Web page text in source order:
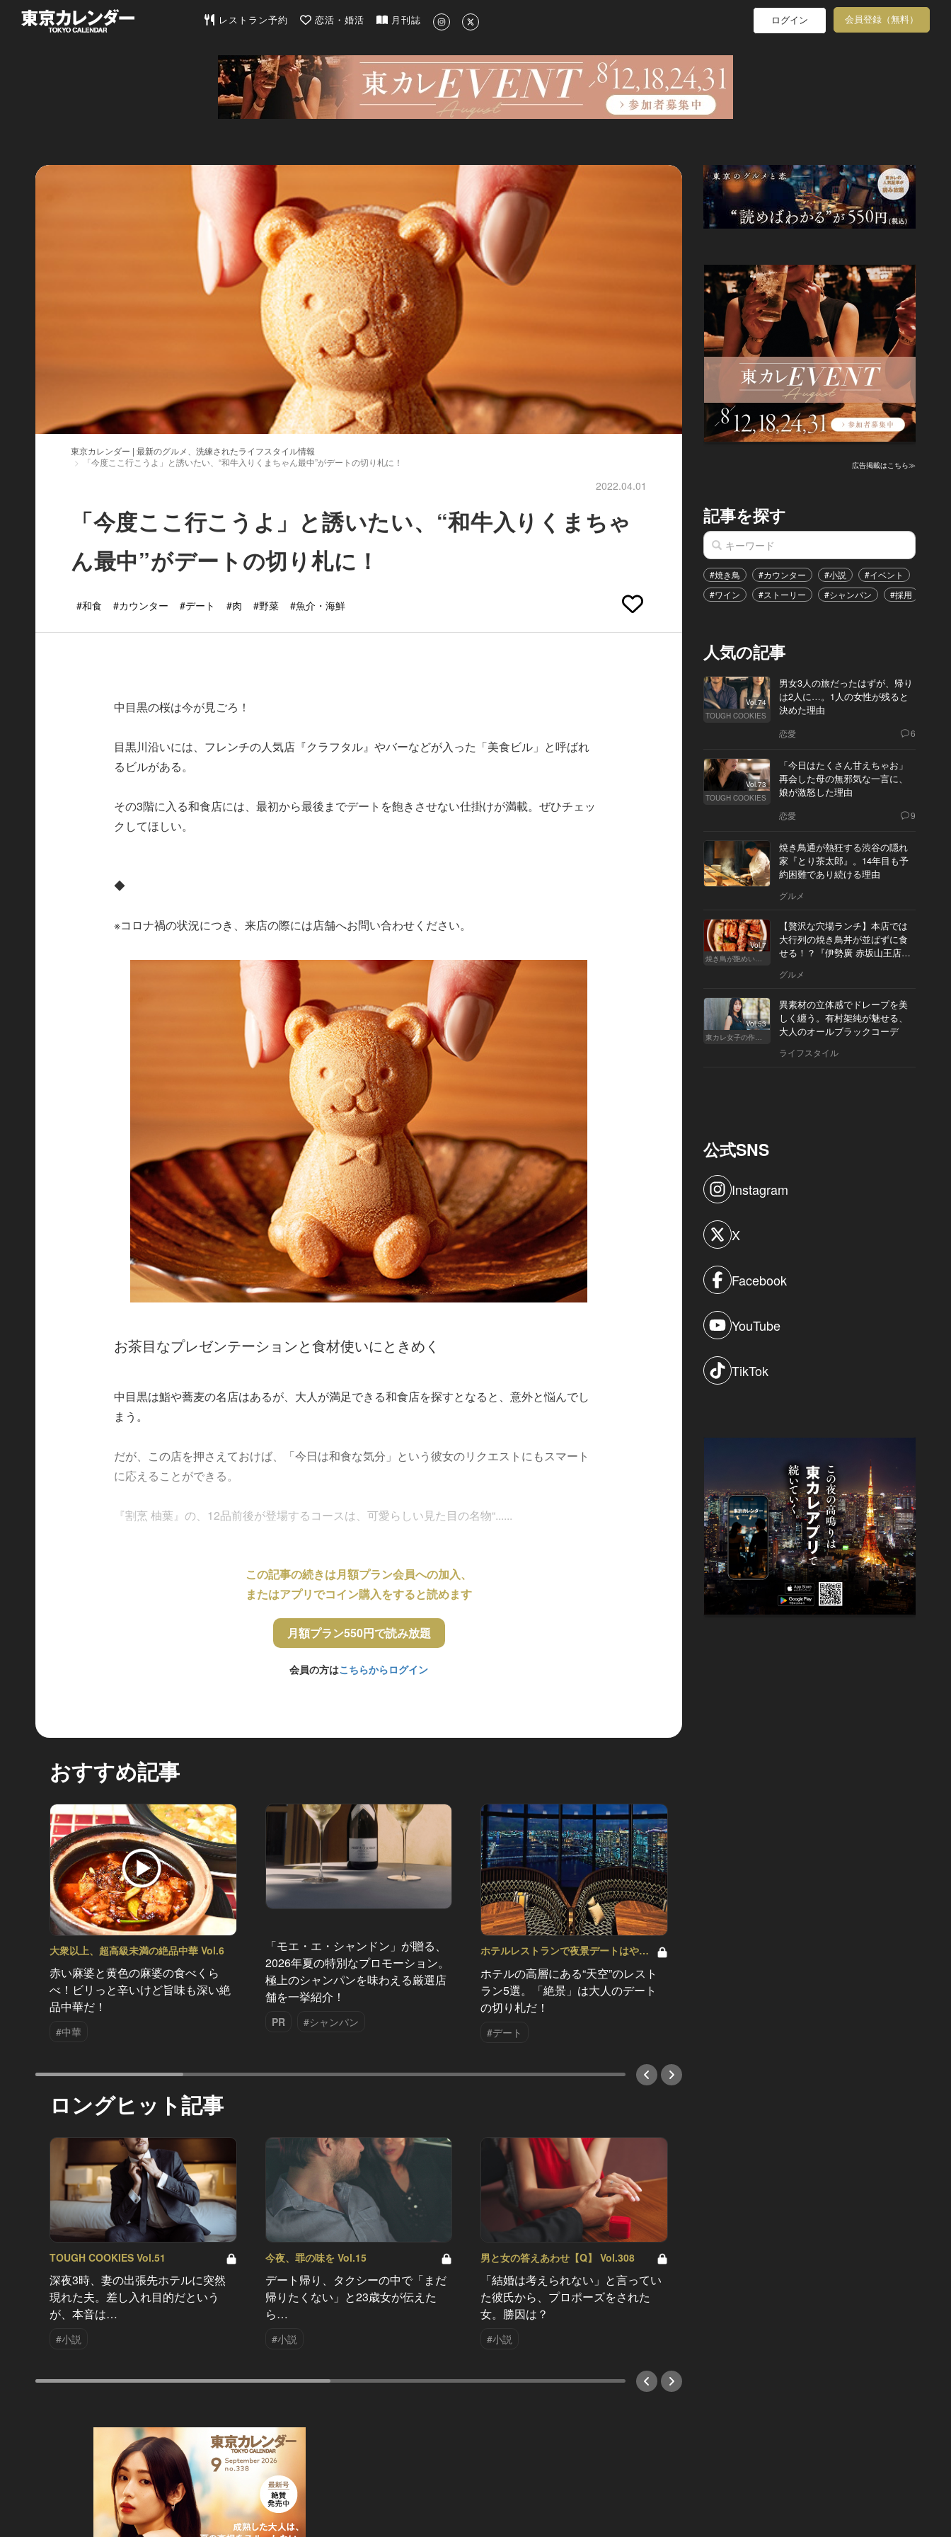
東京カレンダー | 最新のグルメ、洗練されたライフスタイル情報
レストラン予約 恋活・婚活 月刊誌 ログイン 会員登録（無料）
東京カレンダー | 最新のグルメ、洗練されたライフスタイル情報
「今度ここ行こうよ」と誘いたい、“和牛入りくまちゃん最中”がデートの切り札に！
2022.04.01
「今度ここ行こうよ」と誘いたい、“和牛入りくまちゃ
ん最中”がデートの切り札に！
#和食 #カウンター #デート #肉 #野菜 #魚介・海鮮
中目黒の桜は今が見ごろ！
目黒川沿いには、フレンチの人気店『クラフタル』やバーなどが入った「美食ビル」と呼ばれ
るビルがある。
その3階に入る和食店には、最初から最後までデートを飽きさせない仕掛けが満載。ぜひチェッ
クしてほしい。
◆
※コロナ禍の状況につき、来店の際には店舗へお問い合わせください。
お茶目なプレゼンテーションと食材使いにときめく
中目黒は鮨や蕎麦の名店はあるが、大人が満足できる和食店を探すとなると、意外と悩んでし
まう。
だが、この店を押さえておけば、「今日は和食な気分」という彼女のリクエストにもスマート
に応えることができる。
『割烹 柚葉』の、12品前後が登場するコースは、可愛らしい見た目の名物“......
この記事の続きは月額プラン会員への加入、
またはアプリでコイン購入をすると読めます
月額プラン550円で読み放題
会員の方はこちらからログイン
おすすめ記事
大衆以上、超高級未満の絶品中華 Vol.6
赤い麻婆と黄色の麻婆の食べくら
べ！ビリっと辛いけど旨味も深い絶
品中華だ！
#中華
「モエ・エ・シャンドン」が贈る、
2026年夏の特別なプロモーション。
極上のシャンパンを味わえる厳選店
舗を一挙紹介！
PR #シャンパン
ホテルレストランで夜景デートはやっ
ぱり盛り上がる Vol.3
ホテルの高層にある“天空”のレスト
ラン5選。「絶景」は大人のデート
の切り札だ！
#デート
ロングヒット記事
TOUGH COOKIES Vol.51
深夜3時、妻の出張先ホテルに突然
現れた夫。差し入れ目的だという
が、本音は…
#小説
今夜、罪の味を Vol.15
デート帰り、タクシーの中で「まだ
帰りたくない」と23歳女が伝えた
ら…
#小説
男と女の答えあわせ【Q】 Vol.308
「結婚は考えられない」と言ってい
た彼氏から、プロポーズをされた
女。勝因は？
#小説
広告掲載はこちら≫
記事を探す
#焼き鳥 #カウンター #小説 #イベント
#ワイン
#ストーリー #シャンパン #採用
人気の記事
Vol.74
TOUGH COOKIES
男女3人の旅だったはずが、帰り
は2人に…。1人の女性が残ると
決めた理由
恋愛 6
Vol.73
TOUGH COOKIES
「今日はたくさん甘えちゃお」
再会した母の無邪気な一言に、
娘が激怒した理由
恋愛 9
焼き鳥通が熱狂する渋谷の隠れ
家『とり茶太郎』。14年目も予
約困難であり続ける理由
グルメ
Vol.7
焼き鳥が艶めいてきた
【贅沢な穴場ランチ】本店では
大行列の焼き鳥丼が並ばずに食
せる！？『伊勢廣 赤坂山王店』
グルメ
Vol.53
東カレ女子の作り方
異素材の立体感でドレープを美
しく纏う。有村架純が魅せる、
大人のオールブラックコーデ
ライフスタイル
公式SNS
Instagram
X
Facebook
YouTube
TikTok